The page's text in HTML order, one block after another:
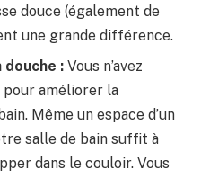
douce (également de
une grande différence.
douche : Vous n’avez
pour améliorer la
Même un espace d’un
salle de bain suffit à
dans le couloir. Vous